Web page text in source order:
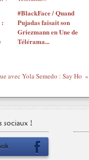
#BlackFace / Quand
Pujadas faisait son
Griezmann en Une de
Télérama...
avec Yola Semedo : Say Ho
sociaux !